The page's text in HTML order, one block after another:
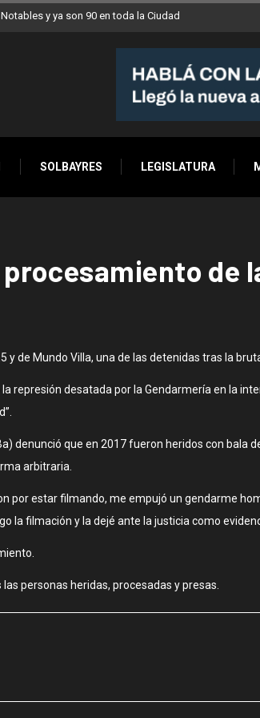
y ya son 90 en toda la Ciudad
SOLBAYRES LEGISLATURA
procesamiento de
y de Mundo Villa, una de las detenidas tras la
represión desatada por la Gendarmería en la
denunció que en 2017 fueron heridos con
arbitraria.
por estar filmando, me empujó un gendarme
la filmación y la dejé ante la justicia como
personas heridas, procesadas y presas.